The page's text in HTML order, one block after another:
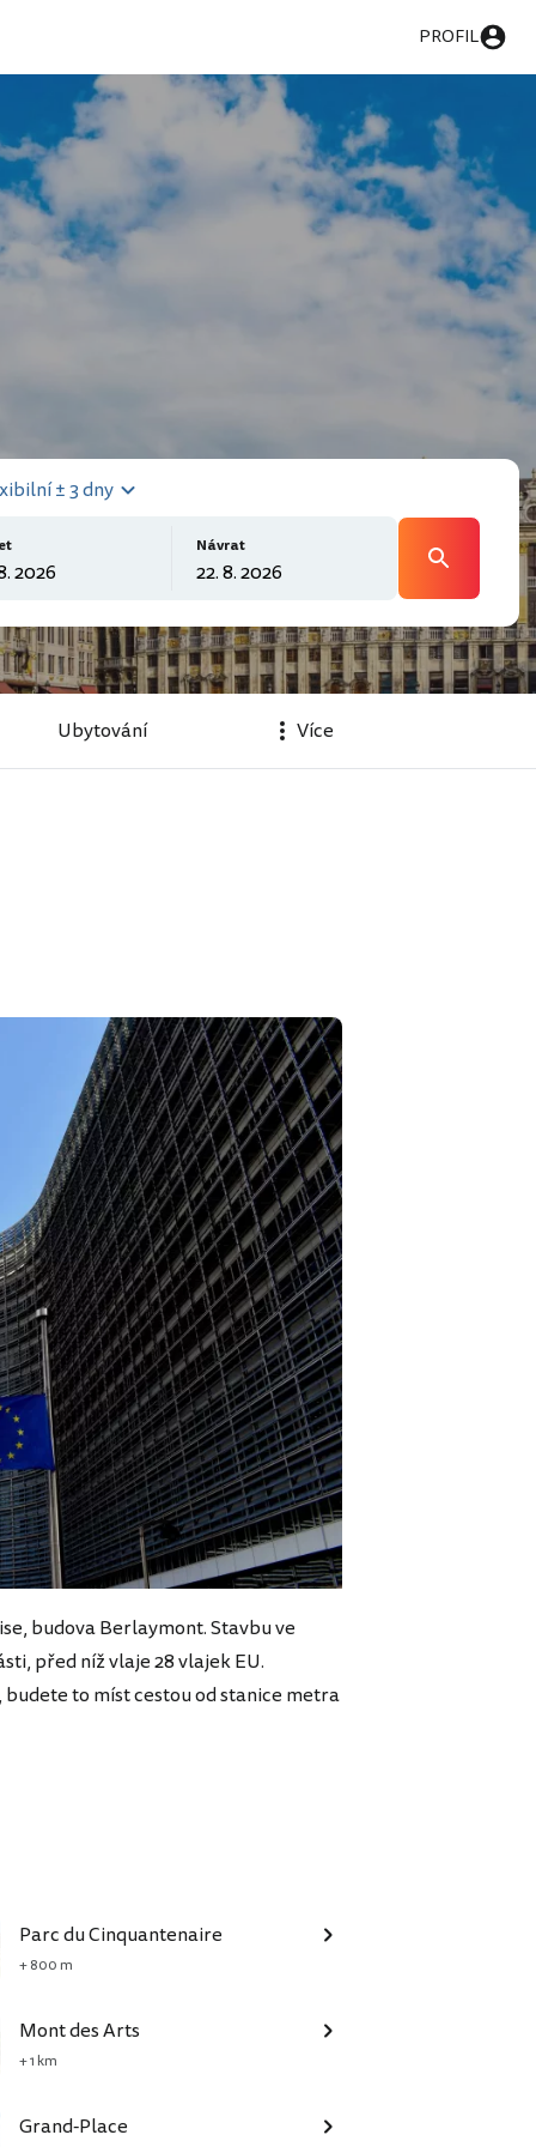
PROFIL
± 3 dny
Návrat
Ubytování Více
budova Berlaymont. Stavbu ve
před níž vlaje 28 vlajek EU.
to míst cestou od stanice metra
Parc du Cinquantenaire
+ 800 m
Mont des Arts
+ 1 km
Grand-Place